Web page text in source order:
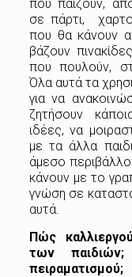
που παίζουν,
σε πάρτι,
που θα κάνουν
βάζουν
που πουλούν,
Όλα αυτά τα
για να
ζητήσουν
ιδέες, να
με τα άλλα
άμεσο
κάνουν με το
γνώση σε
αυτά.
Πώς
των
πειραματισμού;